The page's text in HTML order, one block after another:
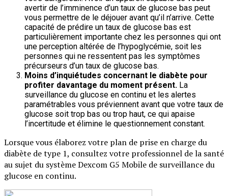
avertir de l’imminence d’un taux de glucose bas peut
vous permettre de le déjouer avant qu’il n’arrive. Cette
capacité de prédire un taux de glucose bas est
particulièrement importante chez les personnes qui ont
une perception altérée de l’hypoglycémie, soit les
personnes qui ne ressentent pas les symptômes
précurseurs d’un taux de glucose bas.
Moins d’inquiétudes concernant le diabète pour
profiter davantage du moment présent. La
surveillance du glucose en continu et les alertes
paramétrables vous préviennent avant que votre taux de
glucose soit trop bas ou trop haut, ce qui apaise
l’incertitude et élimine le questionnement constant.
Lorsque vous élaborez votre plan de prise en charge du
diabète de type 1, consultez votre professionnel de la santé
au sujet du système Dexcom G5 Mobile de surveillance du
glucose en continu.